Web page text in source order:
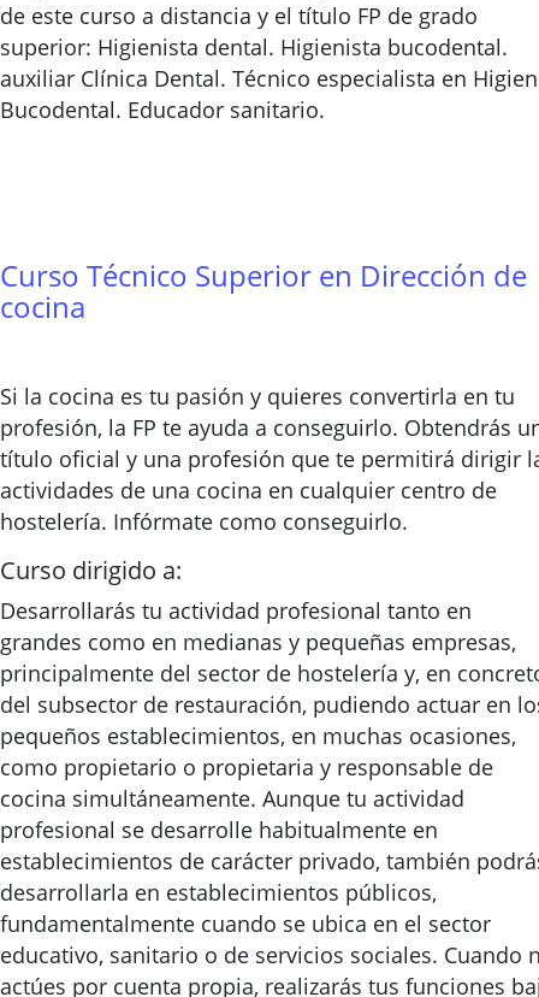
de este curso a distancia y el título FP de grado
superior: Higienista dental. Higienista bucodental.
auxiliar Clínica Dental. Técnico especialista en
Bucodental. Educador sanitario.
Curso Técnico Superior en Dirección de
cocina
Si la cocina es tu pasión y quieres convertirla en tu
profesión, la FP te ayuda a conseguirlo. Obtendrás
título oficial y una profesión que te permitirá dirigir
actividades de una cocina en cualquier centro de
hostelería. Infórmate como conseguirlo.
Curso dirigido a:
Desarrollarás tu actividad profesional tanto en
grandes como en medianas y pequeñas empresas,
principalmente del sector de hostelería y, en
del subsector de restauración, pudiendo actuar en
pequeños establecimientos, en muchas ocasiones,
como propietario o propietaria y responsable de
cocina simultáneamente. Aunque tu actividad
profesional se desarrolle habitualmente en
establecimientos de carácter privado, también
desarrollarla en establecimientos públicos,
fundamentalmente cuando se ubica en el sector
educativo, sanitario o de servicios sociales. Cuando
actúes por cuenta propia, realizarás tus funciones